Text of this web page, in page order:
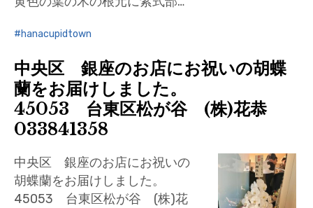
hanacupidtown
中央区 銀座のお店にお祝いの胡蝶
蘭をお届けしました。
45053 台東区松が谷 (株)花恭
033841358
中央区 銀座のお店にお祝いの
胡蝶蘭をお届けしました。
45053 台東区松が谷 (株)花